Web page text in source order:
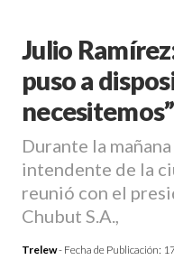
Julio
puso a
necesitemos”
Durante la
intendente de la
reunió con el
Chubut S.A.,
Trelew- Fecha de Publicación: